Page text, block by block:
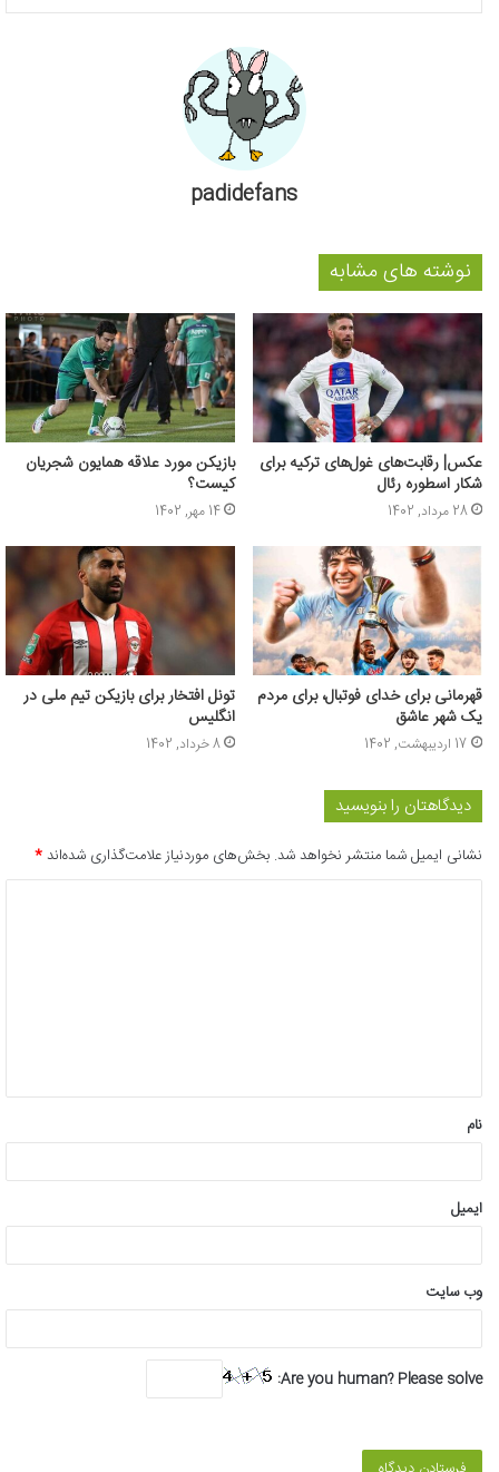
padidefans
نوشته های مشابه
عکس‌| رقابت‌های غول‌های ترکیه برای
شکار اسطوره رئال
28 مرداد, 1402
بازیکن مورد علاقه همایون شجریان
کیست؟
14 مهر, 1402
قهرمانی برای خدای فوتبال، برای مردم
یک شهر عاشق
17 اردیبهشت, 1402
تونل افتخار برای بازیکن تیم ملی در
انگلیس
8 خرداد, 1402
دیدگاهتان را بنویسید
نشانی ایمیل شما منتشر نخواهد شد. بخش‌های موردنیاز علامت‌گذاری شده‌اند*
*
نام
ایمیل
وب‌ سایت
Are you human? Please solve: